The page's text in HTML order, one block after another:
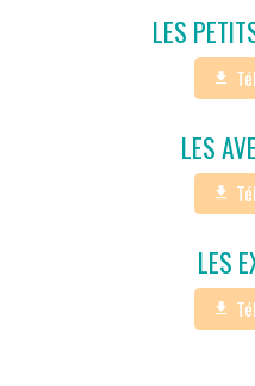
LES
LES
LES